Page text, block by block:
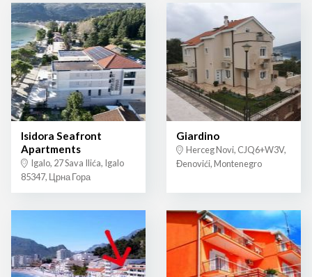
Isidora Seafront
Apartments
Igalo, 27 Sava Ilića, Igalo
85347, Црна Гора
Giardino
Herceg Novi, CJQ6+W3V,
Đenovići, Montenegro